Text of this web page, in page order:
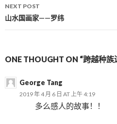
NEXT POST
山水国画家——罗纬
ONE THOUGHT ON “跨越种
George Tang
2019 年 4 月 6 日 AT 上午 4:19
多么感人的故事！！